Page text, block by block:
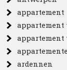
appartement
appartement
appartement
ardennen